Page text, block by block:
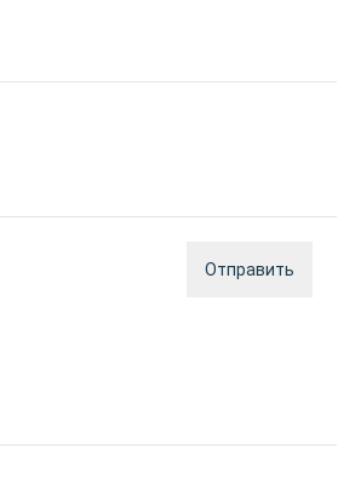
Отправить